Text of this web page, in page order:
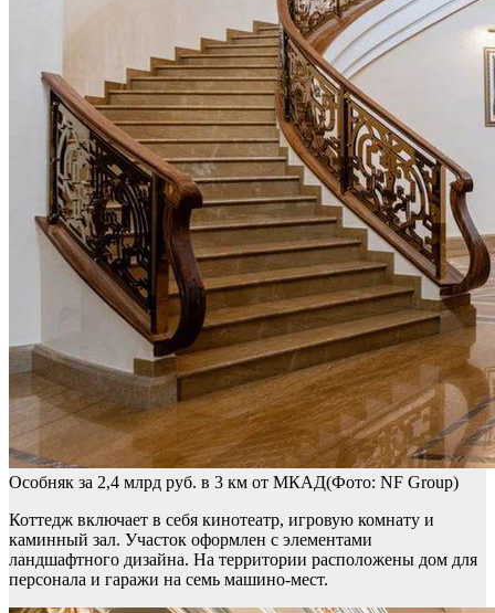
Особняк за 2,4 млрд руб. в 3 км от МКАД(Фото: NF Group)
Коттедж включает в себя кинотеатр, игровую комнату и
каминный зал. Участок оформлен с элементами
ландшафтного дизайна. На территории расположены дом для
персонала и гаражи на семь машино-мест.